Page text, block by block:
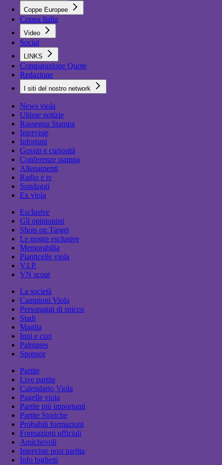
Coppe Europee
Coppa Italia
Video
Social
LINKS
Comparazione Quote
Redazione
I siti del nostro network
News viola
Ultime notizie
Rassegna Stampa
Interviste
Infortuni
Gossip e curiosità
Conferenze stampa
Allenamenti
Radio e tv
Sondaggi
Ex viola
Esclusive
Gli opinionisti
Shots on Target
Le nostre esclusive
Memorabilia
Pianticelle viola
V.I.P.
VN scout
La società
Campioni Viola
Personaggi di spicco
Stadi
Maglia
Inni e cori
Palmares
Sponsor
Partite
Live partite
Calendario Viola
Pagelle viola
Partite più importanti
Partite Storiche
Probabili formazioni
Formazioni ufficiali
Amichevoli
Interviste post partita
Info biglietti